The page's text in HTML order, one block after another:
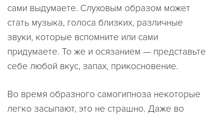
сами выдумаете. Слуховым образом может
стать музыка, голоса близких, различные
звуки, которые вспомните или сами
придумаете. То же и осязанием — представьте
себе любой вкус, запах, прикосновение.
Во время образного самогипноза некоторые
легко засыпают, это не страшно. Даже во